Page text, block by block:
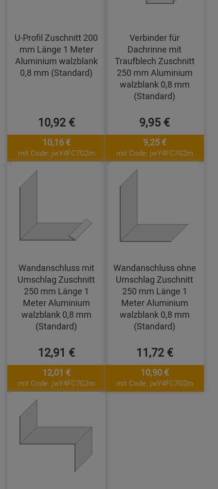
U-Profil Zuschnitt 200
mm Länge 1 Meter
Aluminium walzblank
0,8 mm (Standard)
10,92 €
10,16 €
mit Code: jwY4FC7G2m
Verbinder für
Dachrinne mit
Traufblech Zuschnitt
250 mm Aluminium
walzblank 0,8 mm
(Standard)
9,95 €
9,25 €
mit Code: jwY4FC7G2m
Wandanschluss mit
Umschlag Zuschnitt
250 mm Länge 1
Meter Aluminium
walzblank 0,8 mm
(Standard)
12,91 €
12,01 €
mit Code: jwY4FC7G2m
Wandanschluss ohne
Umschlag Zuschnitt
250 mm Länge 1
Meter Aluminium
walzblank 0,8 mm
(Standard)
11,72 €
10,90 €
mit Code: jwY4FC7G2m